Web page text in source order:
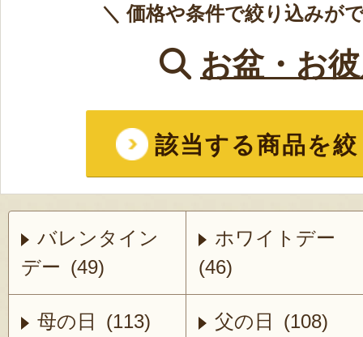
＼ 価格や条件で絞り込みが
お盆・お
該当する商品を
バレンタイン
デー (49)
ホワイトデー
(46)
母の日 (113) 父の日 (108)